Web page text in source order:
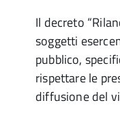
Il decreto
soggetti
pubblico,
rispettare le
diffusione del